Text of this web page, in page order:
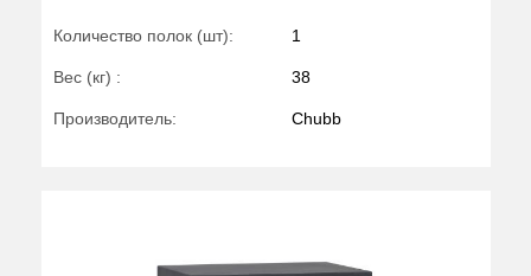
Количество полок (шт): 1
Вес (кг) : 38
Производитель: Chubb